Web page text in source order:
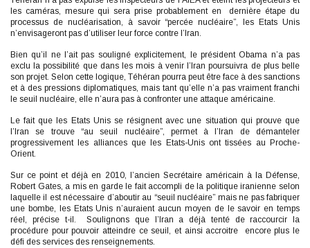
les caméras, mesure qui sera prise probablement en dernière étape du
processus de nucléarisation, à savoir “percée nucléaire”, les Etats Unis
n’envisageront pas d’utiliser leur force contre l’Iran.
Bien qu’il ne l’ait pas souligné explicitement, le président Obama n’a pas
exclu la possibilité que dans les mois à venir l’Iran poursuivra de plus belle
son projet. Selon cette logique, Téhéran pourra peut être face à des sanctions
et à des pressions diplomatiques, mais tant qu’elle n’a pas vraiment franchi
le seuil nucléaire, elle n’aura pas à confronter une attaque américaine.
Le fait que les Etats Unis se résignent avec une situation qui prouve que
l’Iran se trouve “au seuil nucléaire”, permet à l’Iran de démanteler
progressivement les alliances que les Etats-Unis ont tissées au Proche-
Orient.
Sur ce point et déjà en 2010, l’ancien Secrétaire américain à la Défense,
Robert Gates, a mis en garde le fait accompli de la politique iranienne selon
laquelle il est nécessaire d’aboutir au “seuil nucléaire” mais ne pas fabriquer
une bombe, les Etats Unis n’auraient aucun moyen de le savoir en temps
réel, précise t-il. Soulignons que l’Iran a déjà tenté de raccourcir la
procédure pour pouvoir atteindre ce seuil, et ainsi accroitre encore plus le
défi des services des renseignements.